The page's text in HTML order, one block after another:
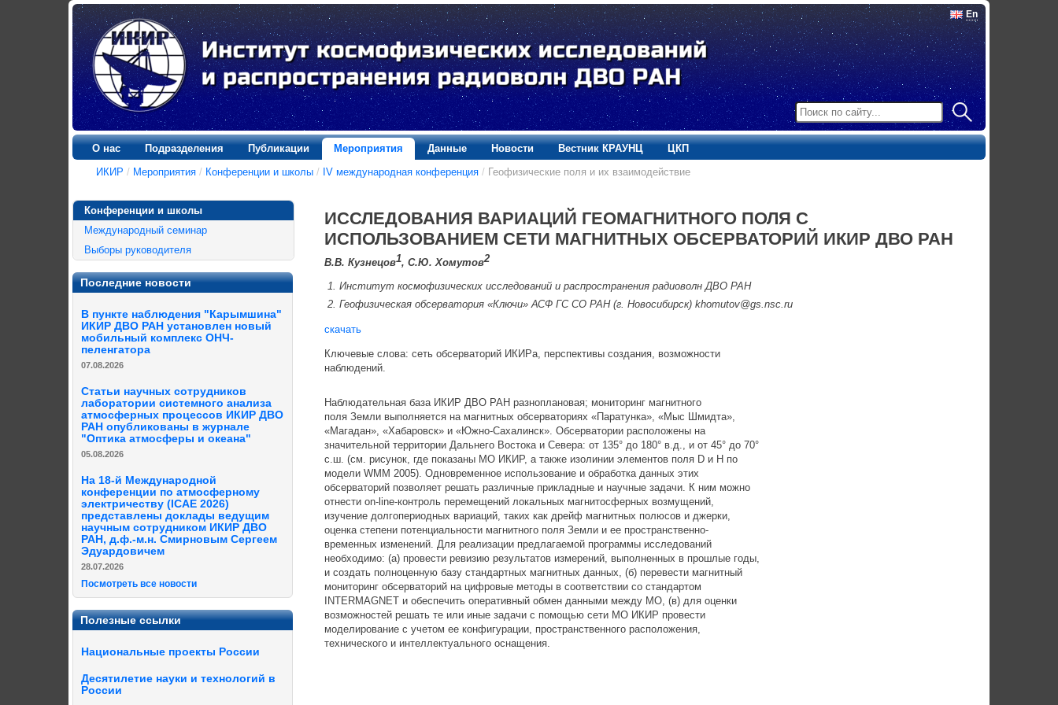
En
О нас Подразделения Публикации Мероприятия Данные Новости Вестник КРАУНЦ
ЦКП
ИКИР / Мероприятия / Конференции и школы / IV международная конференция / Геофизические поля и их взаимодействие
Конференции и школы
Международный семинар
Выборы руководителя
Последние новости
В пункте наблюдения "Карымшина"
ИКИР ДВО РАН установлен новый
мобильный комплекс ОНЧ-
пеленгатора
07.08.2026
Статьи научных сотрудников
лаборатории системного анализа
атмосферных процессов ИКИР ДВО
РАН опубликованы в журнале
"Оптика атмосферы и океана"
05.08.2026
На 18-й Международной
конференции по атмосферному
электричеству (ICAE 2026)
представлены доклады ведущим
научным сотрудником ИКИР ДВО
РАН, д.ф.-м.н. Смирновым Сергеем
Эдуардовичем
28.07.2026
Посмотреть все новости
Полезные ссылки
Национальные проекты России
Десятилетие науки и технологий в
России
ИССЛЕДОВАНИЯ ВАРИАЦИЙ ГЕОМАГНИТНОГО ПОЛЯ С
ИСПОЛЬЗОВАНИЕМ СЕТИ МАГНИТНЫХ ОБСЕРВАТОРИЙ ИКИР ДВО РАН
В.В. Кузнецов1, С.Ю. Хомутов2
Институт космофизических исследований и распространения радиоволн ДВО РАН
Геофизическая обсерватория «Ключи» АСФ ГС СО РАН (г. Новосибирск) khomutov@gs.nsc.ru
скачать
Ключевые слова: сеть обсерваторий ИКИРа, перспективы создания, возможности
наблюдений.
Наблюдательная база ИКИР ДВО РАН разноплановая; мониторинг магнитного
поля Земли выполняется на магнитных обсерваториях «Паратунка», «Мыс Шмидта»,
«Магадан», «Хабаровск» и «Южно-Сахалинск». Обсерватории расположены на
значительной территории Дальнего Востока и Севера: от 135° до 180° в.д., и от 45° до 70°
с.ш. (см. рисунок, где показаны МО ИКИР, а также изолинии элементов поля D и H по
модели WMM 2005). Одновременное использование и обработка данных этих
обсерваторий позволяет решать различные прикладные и научные задачи. К ним можно
отнести on-line-контроль перемещений локальных магнитосферных возмущений,
изучение долгопериодных вариаций, таких как дрейф магнитных полюсов и джерки,
оценка степени потенциальности магнитного поля Земли и ее пространственно-
временных изменений. Для реализации предлагаемой программы исследований
необходимо: (а) провести ревизию результатов измерений, выполненных в прошлые годы,
и создать полноценную базу стандартных магнитных данных, (б) перевести магнитный
мониторинг обсерваторий на цифровые методы в соответствии со стандартом
INTERMAGNET и обеспечить оперативный обмен данными между МО, (в) для оценки
возможностей решать те или иные задачи с помощью сети МО ИКИР провести
моделирование с учетом ее конфигурации, пространственного расположения,
технического и интеллектуального оснащения.